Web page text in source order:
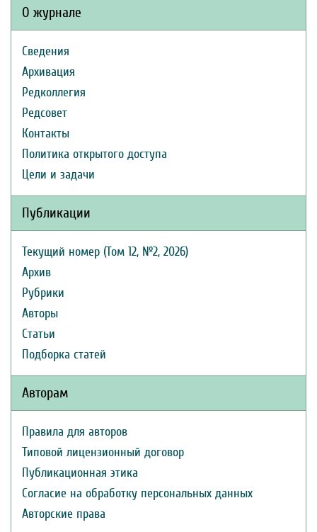
О журнале
Сведения
Архивация
Редколлегия
Редсовет
Контакты
Политика открытого доступа
Цели и задачи
Публикации
Текущий номер (Том 12, №2, 2026)
Архив
Рубрики
Авторы
Статьи
Подборка статей
Авторам
Правила для авторов
Типовой лицензионный договор
Публикационная этика
Согласие на обработку персональных данных
Авторские права